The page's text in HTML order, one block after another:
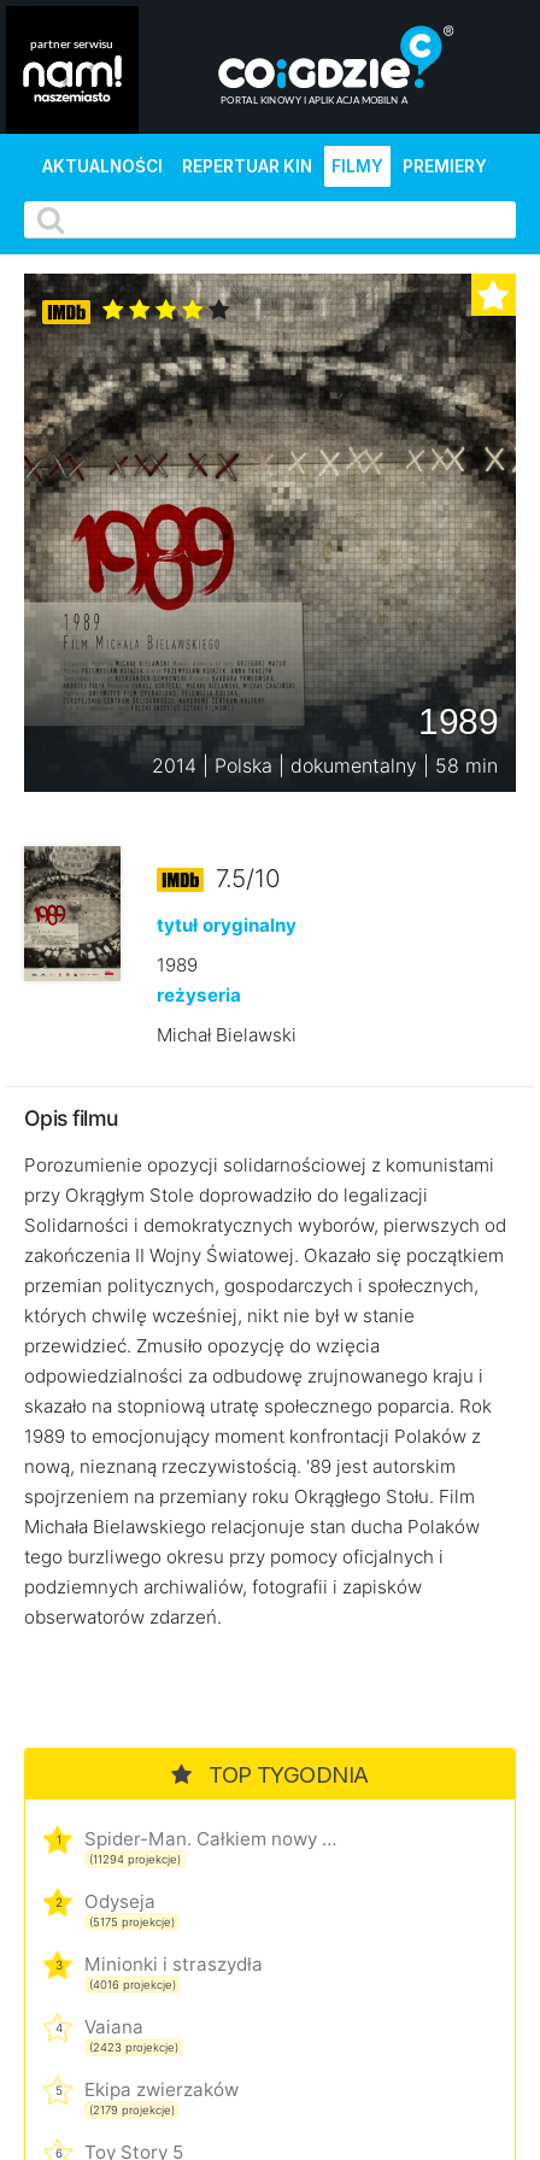
AKTUALNOŚCI REPERTUAR KIN FILMY PREMIERY
1989
2014 | Polska | dokumentalny | 58 min
7.5/10
tytuł oryginalny
1989
reżyseria
Michał Bielawski
Opis filmu
Porozumienie opozycji solidarnościowej z komunistami
przy Okrągłym Stole doprowadziło do legalizacji
Solidarności i demokratycznych wyborów, pierwszych od
zakończenia II Wojny Światowej. Okazało się początkiem
przemian politycznych, gospodarczych i społecznych,
których chwilę wcześniej, nikt nie był w stanie
przewidzieć. Zmusiło opozycję do wzięcia
odpowiedzialności za odbudowę zrujnowanego kraju i
skazało na stopniową utratę społecznego poparcia. Rok
1989 to emocjonujący moment konfrontacji Polaków z
nową, nieznaną rzeczywistością. '89 jest autorskim
spojrzeniem na przemiany roku Okrągłego Stołu. Film
Michała Bielawskiego relacjonuje stan ducha Polaków
tego burzliwego okresu przy pomocy oficjalnych i
podziemnych archiwaliów, fotografii i zapisków
obserwatorów zdarzeń.
TOP TYGODNIA
1 Spider-Man. Całkiem nowy dzień
(11294 projekcje)
2 Odyseja
(5175 projekcje)
3 Minionki i straszydła
(4016 projekcje)
4 Vaiana
(2423 projekcje)
5 Ekipa zwierzaków
(2179 projekcje)
6 Toy Story 5